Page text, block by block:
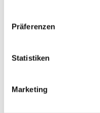
Präferenzen
Statistiken
Marketing